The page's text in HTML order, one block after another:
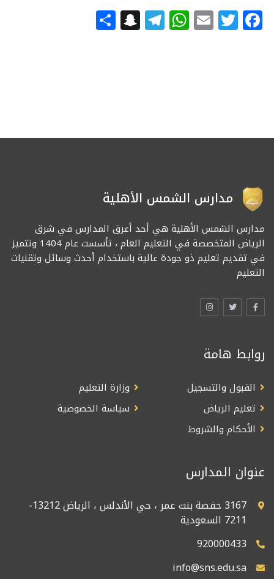
Facebook
Twitter
Email
WhatsApp
Telegram
Snapchat
مدارس الشمس الأهلية
مدارس الشمس الأهلية هي أحد أعرق المدارس في شرق
الرياض المتخصصة في التعليم العام ، تأسست عام 1404 وتتميز
في تقديم تعليم ذو جودة عالية باستخدام أحدث وسائل وتقنيات
التعليم
روابط هامة
القبول والتسجيل
وزارة التعليم
تعليم الرياض
سياسة الخصوصية
الأحكام والشروط
عنوان المدارس
3167 حفصة بنت عمر ، حي الأندلس ، الرياض 13212-
7211 السعودية
920000433
info@sns.edu.sa